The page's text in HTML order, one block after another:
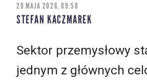
29 MAJA 2026, 09:50
STEFAN KACZMAREK
Sektor przemysłowy
jednym z głównych